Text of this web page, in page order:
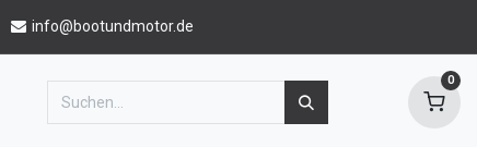
info@bootundmotor.de
0